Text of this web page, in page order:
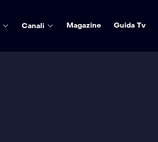
Canali Magazine Guida Tv